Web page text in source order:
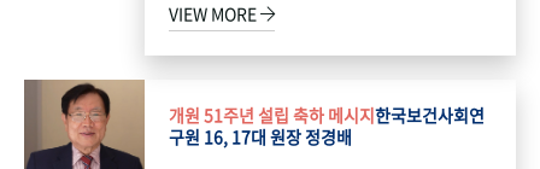
VIEW MORE
개원 51주년 설립 축하 메시지한국보건사회연
구원 16, 17대 원장 정경배